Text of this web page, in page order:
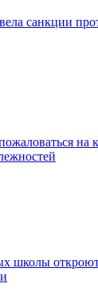
санкции
на
школы